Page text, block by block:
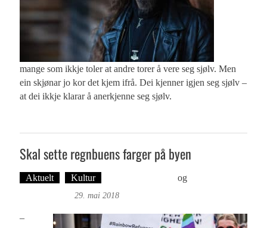
mange som ikkje toler at andre torer å vere seg sjølv. Men
ein skjønar jo kor det kjem ifrå. Dei kjenner igjen seg sjølv –
at dei ikkje klarar å anerkjenne seg sjølv.
Skal sette regnbuens farger på byen
Aktuelt Kultur og
29. mai 2018
–